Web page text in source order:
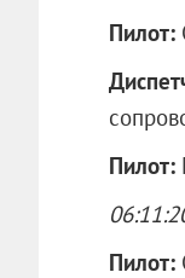
Пилот:
Пилот:
Пилот: